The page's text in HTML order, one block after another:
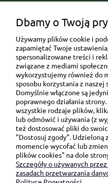
Ul. Brukowa
91-
NIP:
sklep@be-
+48
Dbamy o Twoją
Używamy plików cookie i
zapamiętać Twoje
spersonalizowane treści i
związane z mediami
wykorzystujemy również do
sposobu korzystania z
Domyślnie włączone są
poprawnego działania
wszystkie rodzaje plików,
lub odmówić i używania (z
też dostosować pliki do
"Dostosuj zgody". Udzieloną
momencie wycofać lub
plików cookies" na dole
Szczegóły o używanych
zasadach przetwarzania